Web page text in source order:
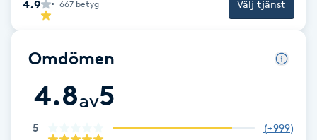
Fotsvamp
Fotvård
Fransar
Fransborttagning
4.9 667 betyg Välj tjänst
Omdömen
4.8av5
5 (+999)